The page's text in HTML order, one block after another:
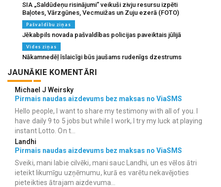
SIA „Saldūdeņu risinājumi” veikuši zivju resursu izpēti
Baļotes, Vārzgūnes, Vecmuižas un Zuju ezerā (FOTO)
Pašvaldību ziņas
Jēkabpils novada pašvaldības policijas paveiktais jūlijā
Vides ziņas
Nākamnedēļ īslaicīgi būs jaušams rudenīgs dzestrums
JAUNĀKIE KOMENTĀRI
Michael J Weirsky
Pirmais naudas aizdevums bez maksas no ViaSMS
Hello people, I want to share my testimony with all of you. I
have daily 9 to 5 jobs but while I work, I try my luck at playing
instant Lotto. On t...
Landhi
Pirmais naudas aizdevums bez maksas no ViaSMS
Sveiki, mani labie cilvēki, mani sauc Landhi, un es vēlos ātri
ieteikt likumīgu uzņēmumu, kurā es varētu nekavējoties
pieteikties ātrajam aizdevuma...